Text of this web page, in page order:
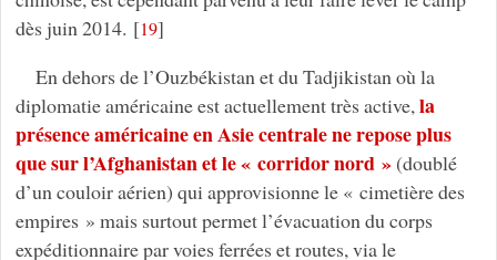
dès juin 2014. [19]
En dehors de l’Ouzbékistan et du Tadjikistan où la
diplomatie américaine est actuellement très active,la
présence américaine en Asie centrale ne repose plus
que sur l’Afghanistan et le « corridor nord »(doublé
d’un couloir aérien) qui approvisionne le « cimetière des
empires » mais surtout permet l’évacuation du corps
expéditionnaire par voies ferrées et routes, via le